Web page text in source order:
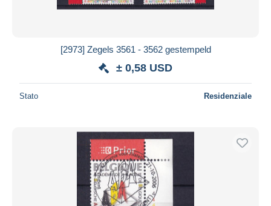
[2973] Zegels 3561 - 3562 gestempeld
± 0,58 USD
Stato Residenziale